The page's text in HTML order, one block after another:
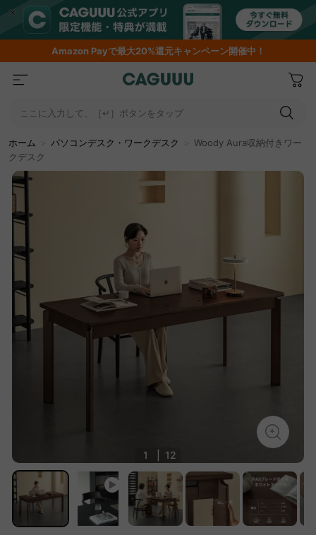
期間限定フラッシュセール！最大50％OFF
ここに入力して、［↵］ボタンをタップ
ホーム パソコンデスク・ワークデスク
Woody Aura収納付きワー
クデスク
1 12